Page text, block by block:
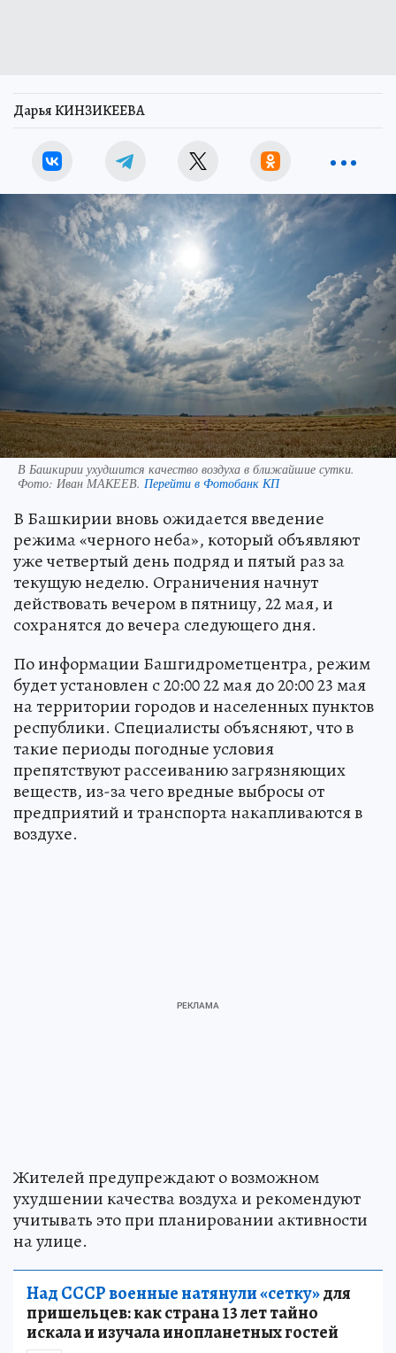
Дарья КИНЗИКЕЕВА
В Башкирии ухудшится качество воздуха в ближайшие сутки.
Фото: Иван МАКЕЕВ. Перейти в Фотобанк КП
В Башкирии вновь ожидается введение
режима «черного неба», который объявляют
уже четвертый день подряд и пятый раз за
текущую неделю. Ограничения начнут
действовать вечером в пятницу, 22 мая, и
сохранятся до вечера следующего дня.
По информации Башгидрометцентра, режим
будет установлен с 20:00 22 мая до 20:00 23 мая
на территории городов и населенных пунктов
республики. Специалисты объясняют, что в
такие периоды погодные условия
препятствуют рассеиванию загрязняющих
веществ, из-за чего вредные выбросы от
предприятий и транспорта накапливаются в
воздухе.
Жителей предупреждают о возможном
ухудшении качества воздуха и рекомендуют
учитывать это при планировании активности
на улице.
Над СССР военные натянули «сетку»для
пришельцев: как страна 13 лет тайно
искала и изучала инопланетных гостей